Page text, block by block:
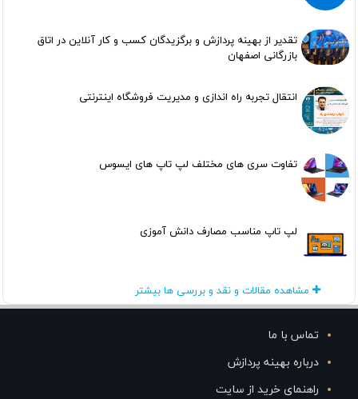
تقدیر از بهینه پردازش و برگزیدگان کسب و کار آنلاین در اتاق
بازرگانی اصفهان
انتقال تجربه راه اندازی و مدیریت فروشگاه اینترنتی
تفاوت سری های مختلف لپ تاپ های ایسوس
لپ تاپ مناسب مصارف دانش آموزی
مشاهده مقالات و نقد و بررسی ها بیشتر
تماس با ما
درباره بهینه پردازش
راهنمای خرید از سایت